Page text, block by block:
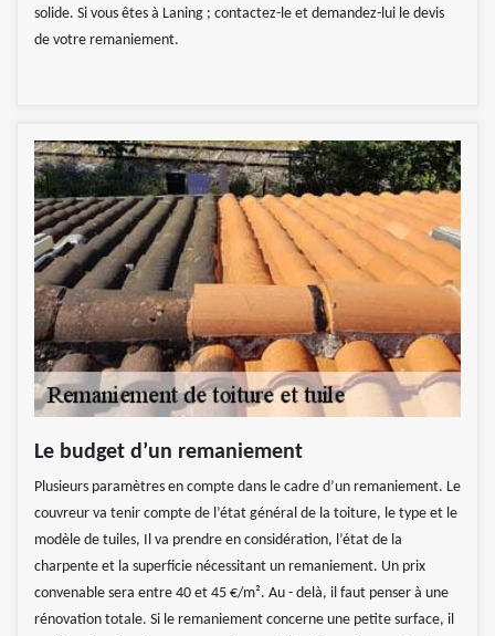
solide. Si vous êtes à Laning ; contactez-le et demandez-lui le devis
de votre remaniement.
Le budget d’un remaniement
Plusieurs paramètres en compte dans le cadre d’un remaniement. Le
couvreur va tenir compte de l’état général de la toiture, le type et le
modèle de tuiles, Il va prendre en considération, l’état de la
charpente et la superficie nécessitant un remaniement. Un prix
convenable sera entre 40 et 45 €/m². Au - delà, il faut penser à une
rénovation totale. Si le remaniement concerne une petite surface, il